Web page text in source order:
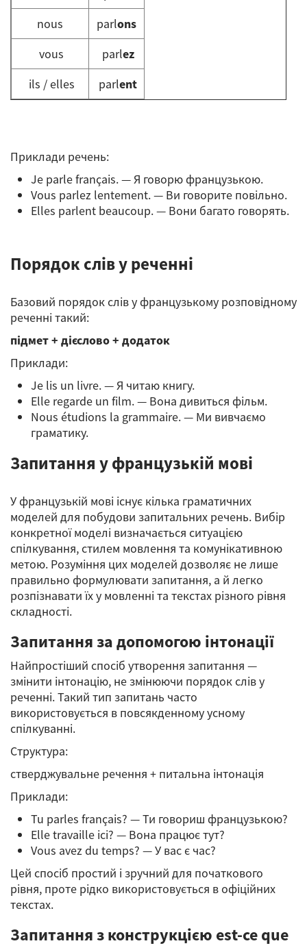
nous
parlons
vous
parlez
ils / elles
parlent
Приклади речень:
Je parle français. — Я говорю французькою.
Vous parlez lentement. — Ви говорите повільно.
Elles parlent beaucoup. — Вони багато говорять.
Порядок слів у реченні
Базовий порядок слів у французькому розповідному
реченні такий:
підмет + дієслово + додаток
Приклади:
Je lis un livre. — Я читаю книгу.
Elle regarde un film. — Вона дивиться фільм.
Nous étudions la grammaire. — Ми вивчаємо
граматику.
Запитання у французькій мові
У французькій мові існує кілька граматичних
моделей для побудови запитальних речень. Вибір
конкретної моделі визначається ситуацією
спілкування, стилем мовлення та комунікативною
метою. Розуміння цих моделей дозволяє не лише
правильно формулювати запитання, а й легко
розпізнавати їх у мовленні та текстах різного рівня
складності.
Запитання за допомогою інтонації
Найпростіший спосіб утворення запитання —
змінити інтонацію, не змінюючи порядок слів у
реченні. Такий тип запитань часто
використовується в повсякденному усному
спілкуванні.
Структура:
стверджувальне речення + питальна інтонація
Приклади:
Tu parles français? — Ти говориш французькою?
Elle travaille ici? — Вона працює тут?
Vous avez du temps? — У вас є час?
Цей спосіб простий і зручний для початкового
рівня, проте рідко використовується в офіційних
текстах.
Запитання з конструкцією est-ce que